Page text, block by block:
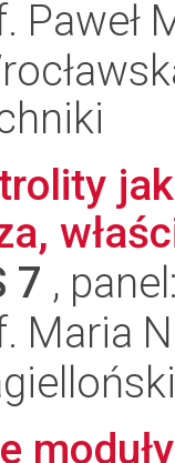
Paweł
7 ,
Maria